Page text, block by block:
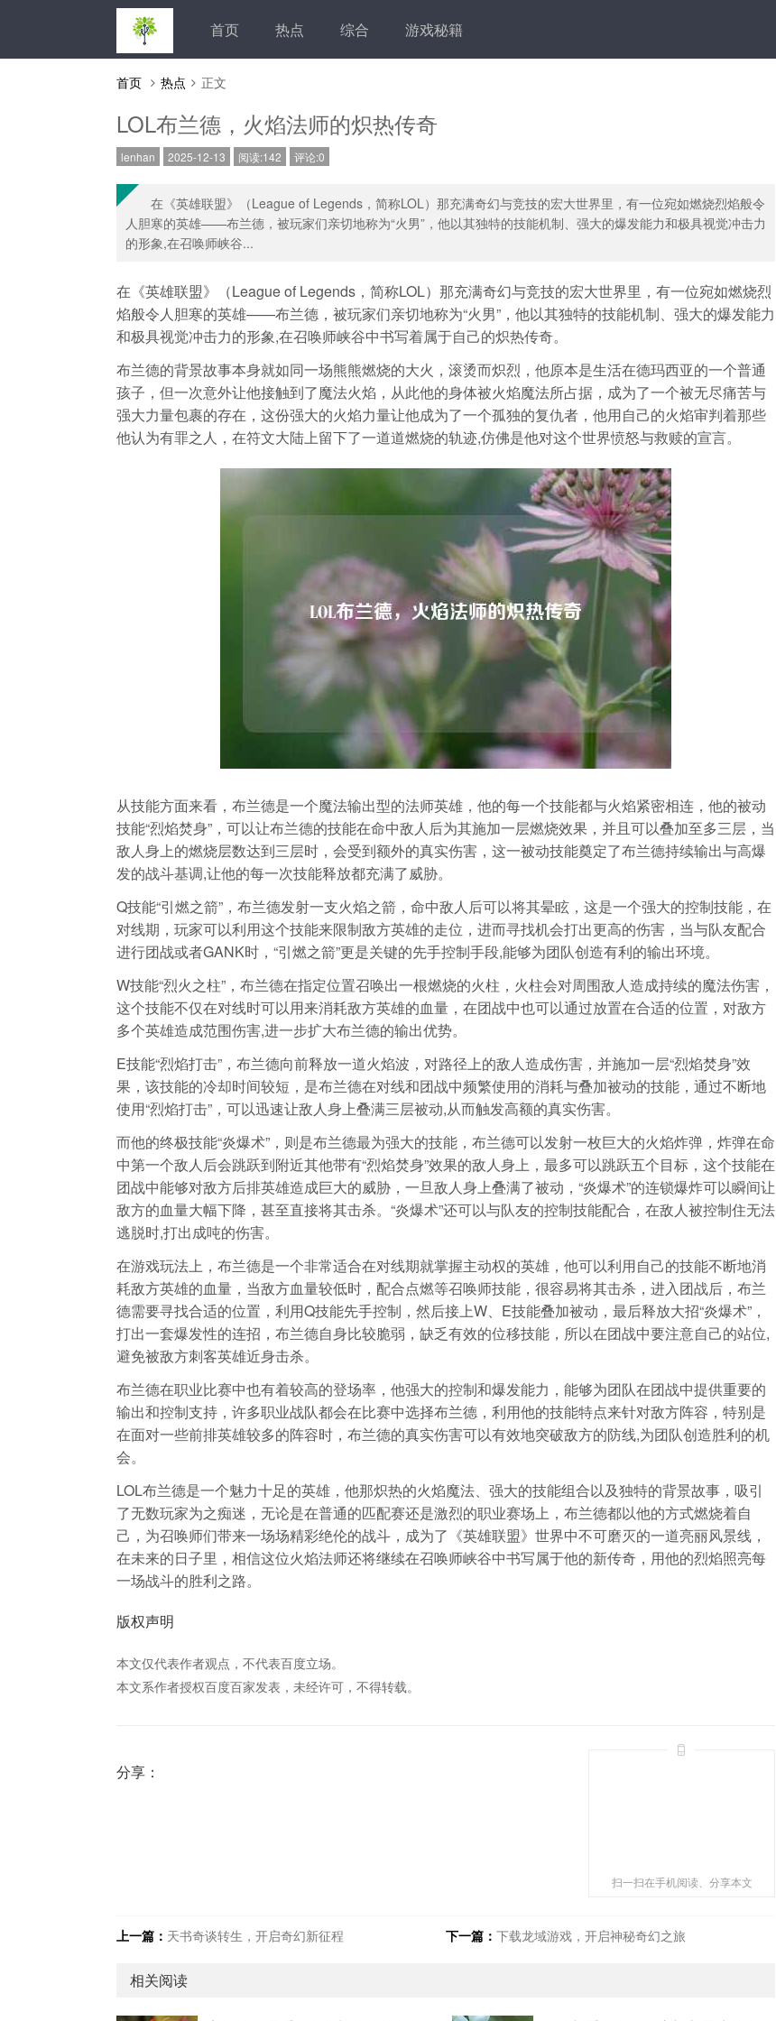
首页 热点 综合 游戏秘籍
首页 热点 正文
LOL布兰德，火焰法师的炽热传奇
lenhan 2025-12-13 阅读:142 评论:0
在《英雄联盟》（League of Legends，简称LOL）那充满奇幻与竞技的宏大世界里，有一位宛如燃烧烈焰般令
人胆寒的英雄——布兰德，被玩家们亲切地称为“火男”，他以其独特的技能机制、强大的爆发能力和极具视觉冲击力
的形象,在召唤师峡谷...
在《英雄联盟》（League of Legends，简称LOL）那充满奇幻与竞技的宏大世界里，有一位宛如燃烧烈
焰般令人胆寒的英雄——布兰德，被玩家们亲切地称为“火男”，他以其独特的技能机制、强大的爆发能力
和极具视觉冲击力的形象,在召唤师峡谷中书写着属于自己的炽热传奇。
布兰德的背景故事本身就如同一场熊熊燃烧的大火，滚烫而炽烈，他原本是生活在德玛西亚的一个普通
孩子，但一次意外让他接触到了魔法火焰，从此他的身体被火焰魔法所占据，成为了一个被无尽痛苦与
强大力量包裹的存在，这份强大的火焰力量让他成为了一个孤独的复仇者，他用自己的火焰审判着那些
他认为有罪之人，在符文大陆上留下了一道道燃烧的轨迹,仿佛是他对这个世界愤怒与救赎的宣言。
从技能方面来看，布兰德是一个魔法输出型的法师英雄，他的每一个技能都与火焰紧密相连，他的被动
技能“烈焰焚身”，可以让布兰德的技能在命中敌人后为其施加一层燃烧效果，并且可以叠加至多三层，当
敌人身上的燃烧层数达到三层时，会受到额外的真实伤害，这一被动技能奠定了布兰德持续输出与高爆
发的战斗基调,让他的每一次技能释放都充满了威胁。
Q技能“引燃之箭”，布兰德发射一支火焰之箭，命中敌人后可以将其晕眩，这是一个强大的控制技能，在
对线期，玩家可以利用这个技能来限制敌方英雄的走位，进而寻找机会打出更高的伤害，当与队友配合
进行团战或者GANK时，“引燃之箭”更是关键的先手控制手段,能够为团队创造有利的输出环境。
W技能“烈火之柱”，布兰德在指定位置召唤出一根燃烧的火柱，火柱会对周围敌人造成持续的魔法伤害，
这个技能不仅在对线时可以用来消耗敌方英雄的血量，在团战中也可以通过放置在合适的位置，对敌方
多个英雄造成范围伤害,进一步扩大布兰德的输出优势。
E技能“烈焰打击”，布兰德向前释放一道火焰波，对路径上的敌人造成伤害，并施加一层“烈焰焚身”效
果，该技能的冷却时间较短，是布兰德在对线和团战中频繁使用的消耗与叠加被动的技能，通过不断地
使用“烈焰打击”，可以迅速让敌人身上叠满三层被动,从而触发高额的真实伤害。
而他的终极技能“炎爆术”，则是布兰德最为强大的技能，布兰德可以发射一枚巨大的火焰炸弹，炸弹在命
中第一个敌人后会跳跃到附近其他带有“烈焰焚身”效果的敌人身上，最多可以跳跃五个目标，这个技能在
团战中能够对敌方后排英雄造成巨大的威胁，一旦敌人身上叠满了被动，“炎爆术”的连锁爆炸可以瞬间让
敌方的血量大幅下降，甚至直接将其击杀。“炎爆术”还可以与队友的控制技能配合，在敌人被控制住无法
逃脱时,打出成吨的伤害。
在游戏玩法上，布兰德是一个非常适合在对线期就掌握主动权的英雄，他可以利用自己的技能不断地消
耗敌方英雄的血量，当敌方血量较低时，配合点燃等召唤师技能，很容易将其击杀，进入团战后，布兰
德需要寻找合适的位置，利用Q技能先手控制，然后接上W、E技能叠加被动，最后释放大招“炎爆术”，
打出一套爆发性的连招，布兰德自身比较脆弱，缺乏有效的位移技能，所以在团战中要注意自己的站位,
避免被敌方刺客英雄近身击杀。
布兰德在职业比赛中也有着较高的登场率，他强大的控制和爆发能力，能够为团队在团战中提供重要的
输出和控制支持，许多职业战队都会在比赛中选择布兰德，利用他的技能特点来针对敌方阵容，特别是
在面对一些前排英雄较多的阵容时，布兰德的真实伤害可以有效地突破敌方的防线,为团队创造胜利的机
会。
LOL布兰德是一个魅力十足的英雄，他那炽热的火焰魔法、强大的技能组合以及独特的背景故事，吸引
了无数玩家为之痴迷，无论是在普通的匹配赛还是激烈的职业赛场上，布兰德都以他的方式燃烧着自
己，为召唤师们带来一场场精彩绝伦的战斗，成为了《英雄联盟》世界中不可磨灭的一道亮丽风景线，
在未来的日子里，相信这位火焰法师还将继续在召唤师峡谷中书写属于他的新传奇，用他的烈焰照亮每
一场战斗的胜利之路。
版权声明
本文仅代表作者观点，不代表百度立场。
本文系作者授权百度百家发表，未经许可，不得转载。
分享：
扫一扫在手机阅读、分享本文
上一篇： 天书奇谈转生，开启奇幻新征程 下一篇： 下载龙域游戏，开启神秘奇幻之旅
相关阅读